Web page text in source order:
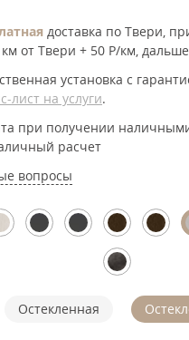
доставка по Твери,
от Твери + 50 Р/км,
установка с
лист на услуги.
при получении
расчет
вопросы
Остекленная